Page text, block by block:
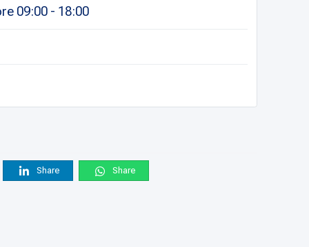
09:00 - 18:00
Share Share